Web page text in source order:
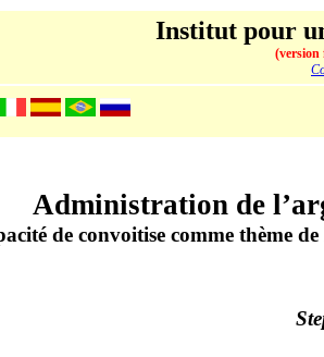
Institut pour
(version
Administration de
de convoitise comme thème de